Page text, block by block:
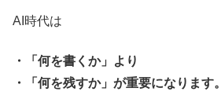
AI時代は
・「何を書くか」より
・「何を残すか」が重要になります。